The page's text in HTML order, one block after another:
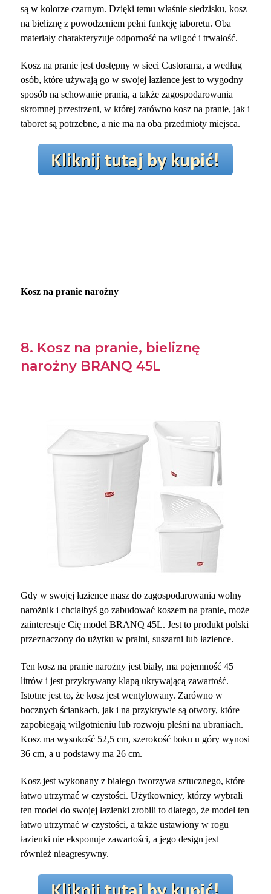
są w kolorze czarnym. Dzięki temu właśnie siedzisku, kosz
na bieliznę z powodzeniem pełni funkcję taboretu. Oba
materiały charakteryzuje odporność na wilgoć i trwałość.
Kosz na pranie jest dostępny w sieci Castorama, a według
osób, które używają go w swojej łazience jest to wygodny
sposób na schowanie prania, a także zagospodarowania
skromnej przestrzeni, w której zarówno kosz na pranie, jak i
taboret są potrzebne, a nie ma na oba przedmioty miejsca.
Kosz na pranie narożny
8. Kosz na pranie, bieliznę
narożny BRANQ 45L
Gdy w swojej łazience masz do zagospodarowania wolny
narożnik i chciałbyś go zabudować koszem na pranie, może
zainteresuje Cię model BRANQ 45L. Jest to produkt polski
przeznaczony do użytku w pralni, suszarni lub łazience.
Ten kosz na pranie narożny jest biały, ma pojemność 45
litrów i jest przykrywany klapą ukrywającą zawartość.
Istotne jest to, że kosz jest wentylowany. Zarówno w
bocznych ściankach, jak i na przykrywie są otwory, które
zapobiegają wilgotnieniu lub rozwoju pleśni na ubraniach.
Kosz ma wysokość 52,5 cm, szerokość boku u góry wynosi
36 cm, a u podstawy ma 26 cm.
Kosz jest wykonany z białego tworzywa sztucznego, które
łatwo utrzymać w czystości. Użytkownicy, którzy wybrali
ten model do swojej łazienki zrobili to dlatego, że model ten
łatwo utrzymać w czystości, a także ustawiony w rogu
łazienki nie eksponuje zawartości, a jego design jest
również nieagresywny.